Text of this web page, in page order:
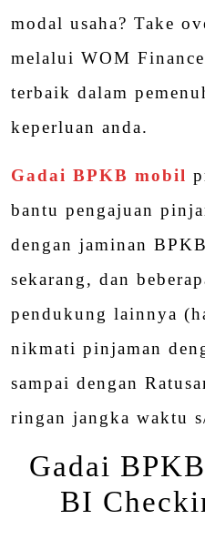
modal usaha? Take
melalui WOM
terbaik dalam
keperluan anda.
Gadai BPKB mobil
bantu pengajuan
dengan jaminan
sekarang, dan
pendukung lainnya
nikmati pinjaman
sampai dengan
ringan jangka waktu
Gadai
BI